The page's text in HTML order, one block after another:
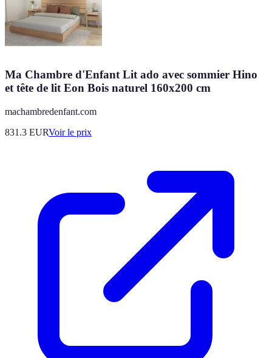
Ma Chambre d'Enfant Lit ado avec sommier Hino
et tête de lit Eon Bois naturel 160x200 cm
machambredenfant.com
831.3 EURVoir le prix